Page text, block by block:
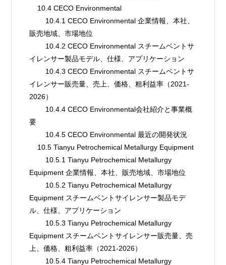
    10.4 CECO Environmental
販売地域、市場地位
イレンサー製品モデル、仕様、アプリケーション
イレンサー販売量、売上、価格、粗利益率（2021-
2026）
要
        10.4.5 CECO Environmental 最近の開発状況
    10.5 Tianyu Petrochemical Metallurgy Equipment
Equipment 企業情報、本社、販売地域、市場地位
Equipment スチームベントサイレンサー製品モデ
ル、仕様、アプリケーション
Equipment スチームベントサイレンサー販売量、売
上、価格、粗利益率（2021-2026）